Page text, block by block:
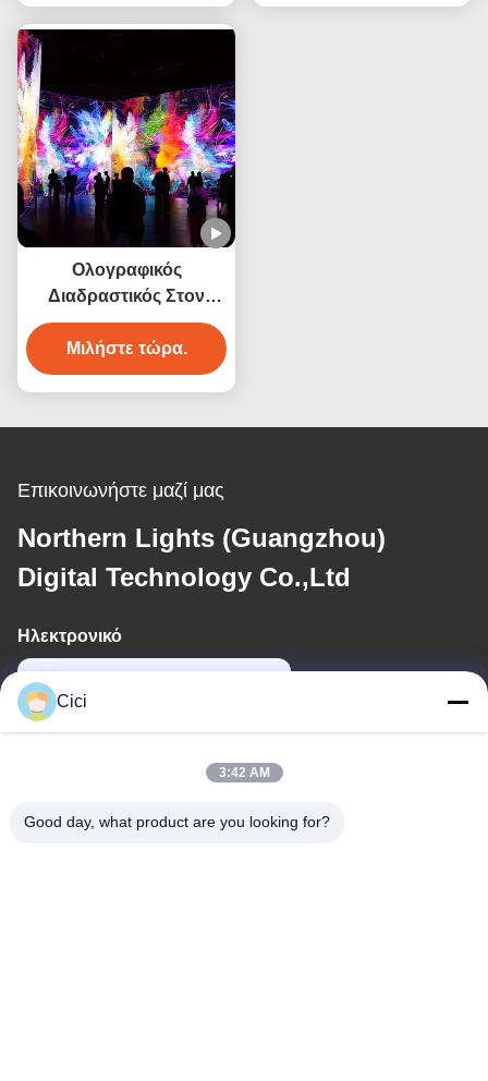
Ολογραφικός
Διαδραστικός Στον
τοίχο προβολέας 3200
Lumen Immersive Wall
για διακόσμηση
Μιλήστε τώρα.
Επικοινωνήστε μαζί μας
Northern Lights (Guangzhou)
Digital Technology Co.,Ltd
Ηλεκτρονικό
Διαμέρισμα A 101, Κτίριο 3C, Huachuangll, Οδός Huateng,
Cici
3:42 AM
Good day, what product are you looking for?